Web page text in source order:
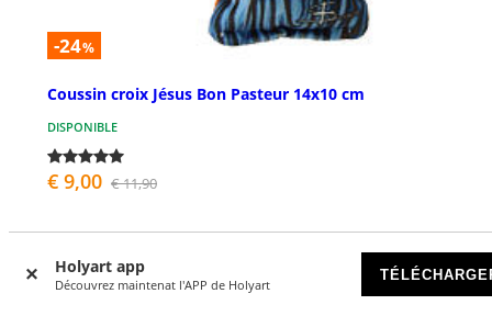
Holyart app
Découvrez maintenat l'APP de Holyart
-24%
Coussin croix Jésus Bon Pasteur 14x10 cm
DISPONIBLE
€ 9,00 € 11,90